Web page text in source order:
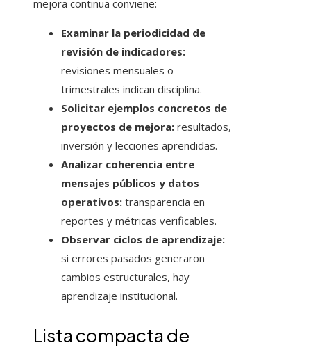
mejora continua conviene:
Examinar la periodicidad de
revisión de indicadores:
revisiones mensuales o
trimestrales indican disciplina.
Solicitar ejemplos concretos de
proyectos de mejora: resultados,
inversión y lecciones aprendidas.
Analizar coherencia entre
mensajes públicos y datos
operativos: transparencia en
reportes y métricas verificables.
Observar ciclos de aprendizaje:
si errores pasados generaron
cambios estructurales, hay
aprendizaje institucional.
Lista compacta de